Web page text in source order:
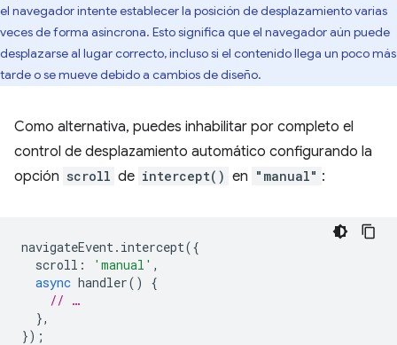
el navegador intente establecer la posición de desplazamiento varias
veces de forma asíncrona. Esto significa que el navegador aún puede
desplazarse al lugar correcto, incluso si el contenido llega un poco más
tarde o se mueve debido a cambios de diseño.
Como alternativa, puedes inhabilitar por completo el
control de desplazamiento automático configurando la
opción scroll de intercept() en "manual" :
navigateEvent. intercept({
scroll : 'manual' ,
async handler()
{
// …
},
});